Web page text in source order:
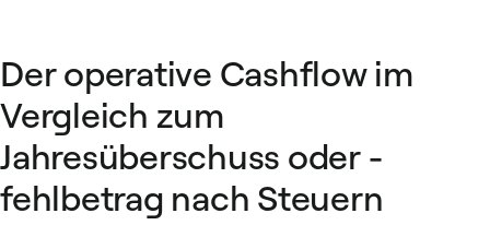
Der operative Cashflow im
Vergleich zum
Jahresüberschuss oder -
fehlbetrag nach Steuern